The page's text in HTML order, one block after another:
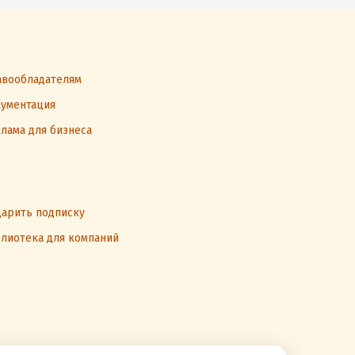
для бизнеса
подписку
для компаний